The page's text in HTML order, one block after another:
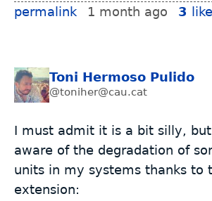
permalink 1 month ago 3
Toni Hermoso Pulido
@toniher@cau.cat
I must admit it is a bit silly,
aware of the degradation of
units in my systems thanks to
extension: